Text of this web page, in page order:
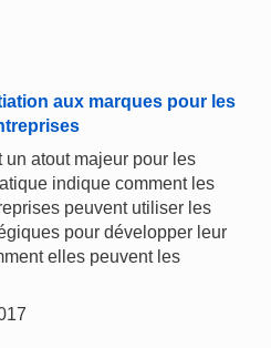
aux marques pour les
un atout majeur pour les
indique comment les
peuvent utiliser les
pour développer leur
elles peuvent les